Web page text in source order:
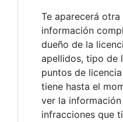
Te aparecerá
información
dueño de la
apellidos, tipo de
puntos de
tiene hasta el
ver la
infracciones que